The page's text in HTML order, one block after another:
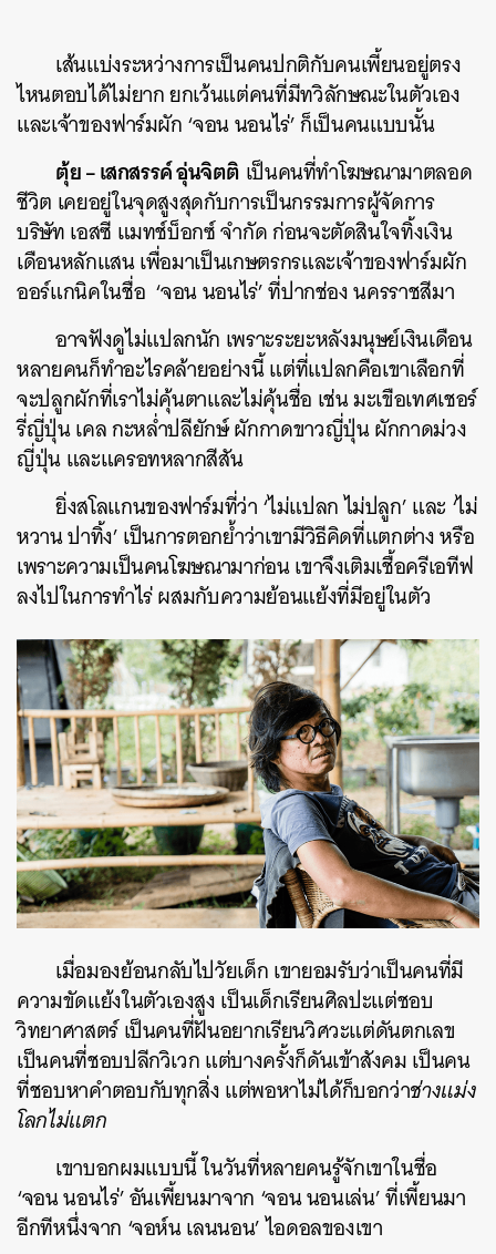
เส้นแบ่งระหว่างการเป็นคนปกติกับคนเพี้ยนอยู่ตรง
ไหนตอบได้ไม่ยาก ยกเว้นแต่คนที่มีทวิลักษณะในตัวเอง
และเจ้าของฟาร์มผัก ‘จอน นอนไร่’ ก็เป็นคนแบบนั้น
ตุ้ย – เสกสรรค์ อุ่นจิตติ เป็นคนที่ทำโฆษณามาตลอด
ชีวิต เคยอยู่ในจุดสูงสุดกับการเป็นกรรมการผู้จัดการ
บริษัท เอสซี แมทช์บ็อกซ์ จำกัด ก่อนจะตัดสินใจทิ้งเงิน
เดือนหลักแสน เพื่อมาเป็นเกษตรกรและเจ้าของฟาร์มผัก
ออร์แกนิคในชื่อ ‘จอน นอนไร่’ ที่ปากช่อง นครราชสีมา
อาจฟังดูไม่แปลกนัก เพราะระยะหลังมนุษย์เงินเดือน
หลายคนก็ทำอะไรคล้ายอย่างนี้ แต่ที่แปลกคือเขาเลือกที่
จะปลูกผักที่เราไม่คุ้นตาและไม่คุ้นชื่อ เช่น มะเขือเทศเชอร์
รี่ญี่ปุ่น เคล กะหล่ำปลียักษ์ ผักกาดขาวญี่ปุ่น ผักกาดม่วง
ญี่ปุ่น และแครอทหลากสีสัน
ยิ่งสโลแกนของฟาร์มที่ว่า ‘ไม่แปลก ไม่ปลูก’ และ ‘ไม่
หวาน ปาทิ้ง’ เป็นการตอกย้ำว่าเขามีวิธีคิดที่แตกต่าง หรือ
เพราะความเป็นคนโฆษณามาก่อน เขาจึงเติมเชื้อครีเอทีฟ
ลงไปในการทำไร่ ผสมกับความย้อนแย้งที่มีอยู่ในตัว
เมื่อมองย้อนกลับไปวัยเด็ก เขายอมรับว่าเป็นคนที่มี
ความขัดแย้งในตัวเองสูง เป็นเด็กเรียนศิลปะแต่ชอบ
วิทยาศาสตร์ เป็นคนที่ฝันอยากเรียนวิศวะแต่ดันตกเลข
เป็นคนที่ชอบปลีกวิเวก แต่บางครั้งก็ดันเข้าสังคม เป็นคน
ที่ชอบหาคำตอบกับทุกสิ่ง แต่พอหาไม่ได้ก็บอกว่าช่างแม่ง
โลกไม่แตก
เขาบอกผมแบบนี้ ในวันที่หลายคนรู้จักเขาในชื่อ
‘จอน นอนไร่’ อันเพี้ยนมาจาก ‘จอน นอนเล่น’ ที่เพี้ยนมา
อีกทีหนึ่งจาก ‘จอห์น เลนนอน’ ไอดอลของเขา